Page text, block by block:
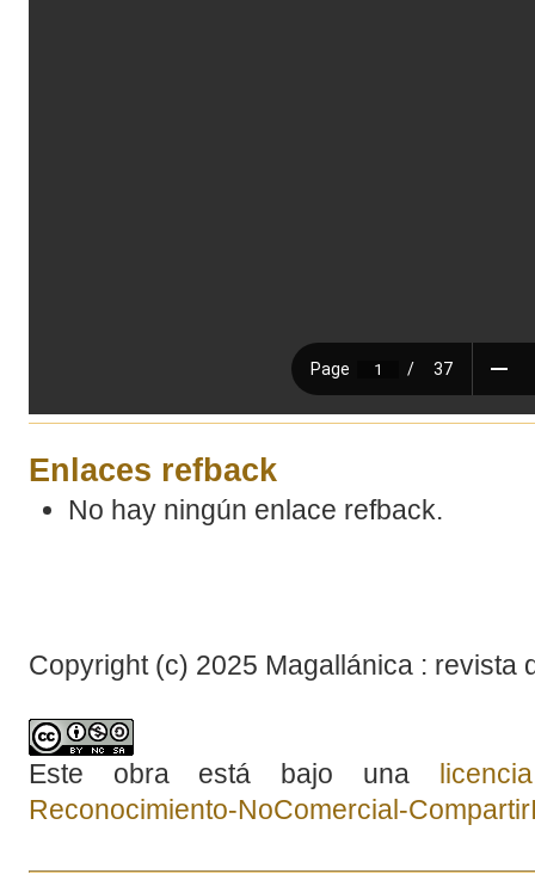
Enlaces refback
No hay ningún enlace refback.
Copyright (c) 2025 Magallánica : revista
Este obra está bajo una
Reconocimiento-NoComercial-